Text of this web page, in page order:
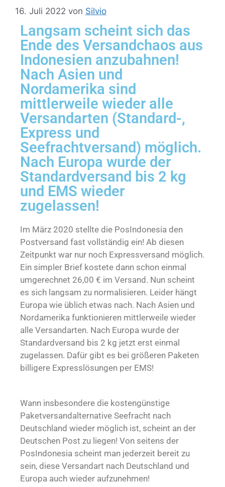
16. Juli 2022 von Silvio
Langsam scheint sich das
Ende des Versandchaos aus
Indonesien anzubahnen!
Nach Asien und
Nordamerika sind
mittlerweile wieder alle
Versandarten (Standard-,
Express und
Seefrachtversand) möglich.
Nach Europa wurde der
Standardversand bis 2 kg
und EMS wieder
zugelassen!
Im März 2020 stellte die PosIndonesia den
Postversand fast vollständig ein! Ab diesen
Zeitpunkt war nur noch Expressversand möglich.
Ein simpler Brief kostete dann schon einmal
umgerechnet 26,00 € im Versand. Nun scheint
es sich langsam zu normalisieren. Leider hängt
Europa wie üblich etwas nach. Nach Asien und
Nordamerika funktionieren mittlerweile wieder
alle Versandarten. Nach Europa wurde der
Standardversand bis 2 kg jetzt erst einmal
zugelassen. Dafür gibt es bei größeren Paketen
billigere Expresslösungen per EMS!
Wann insbesondere die kostengünstige
Paketversandalternative Seefracht nach
Deutschland wieder möglich ist, scheint an der
Deutschen Post zu liegen! Von seitens der
PosIndonesia scheint man jederzeit bereit zu
sein, diese Versandart nach Deutschland und
Europa auch wieder aufzunehmen!